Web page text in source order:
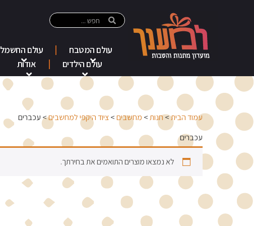
עולם המטבח עולם החשמל
עולם הילדים
אודות
עמוד הבית>חנות> מחשבים>ציוד היקפי למחשבים> עכברים
עכברים
לא נמצאו מוצרים התואמים את בחירתך.